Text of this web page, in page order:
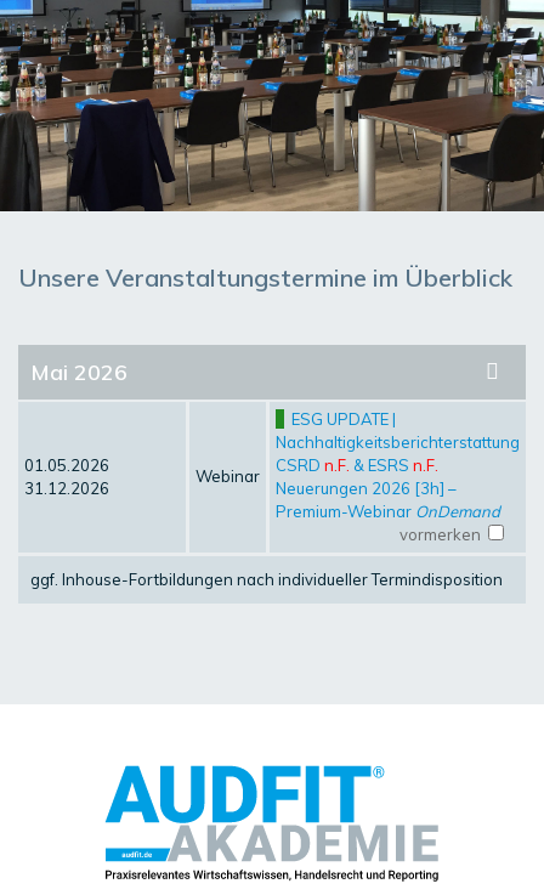
Unsere Veranstaltungstermine im Überblick
Mai 2026
01.05.2026
31.12.2026
Webinar
ESG UPDATE |
Nachhaltigkeitsberichterstattung
CSRD n.F. & ESRS n.F.
Neuerungen 2026 [3h] –
Premium-Webinar OnDemand
vormerken
ggf. Inhouse-Fortbildungen nach individueller Termindisposition